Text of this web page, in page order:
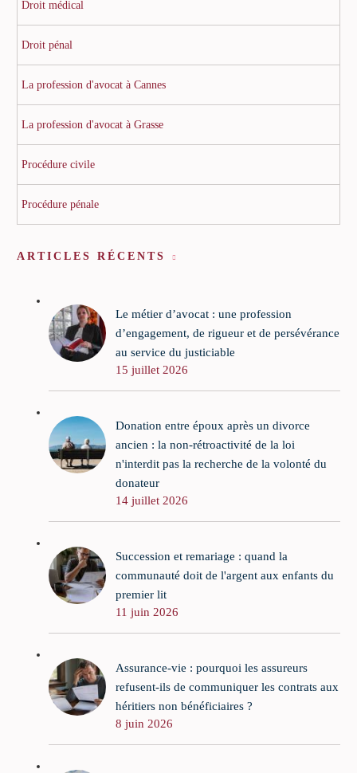
Droit médical
Droit pénal
La profession d'avocat à Cannes
La profession d'avocat à Grasse
Procédure civile
Procédure pénale
ARTICLES RÉCENTS
Le métier d’avocat : une profession
d’engagement, de rigueur et de persévérance
au service du justiciable
15 juillet 2026
Donation entre époux après un divorce
ancien : la non-rétroactivité de la loi
n'interdit pas la recherche de la volonté du
donateur
14 juillet 2026
Succession et remariage : quand la
communauté doit de l'argent aux enfants du
premier lit
11 juin 2026
Assurance-vie : pourquoi les assureurs
refusent-ils de communiquer les contrats aux
héritiers non bénéficiaires ?
8 juin 2026